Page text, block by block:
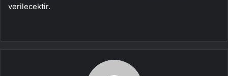
verilecektir.